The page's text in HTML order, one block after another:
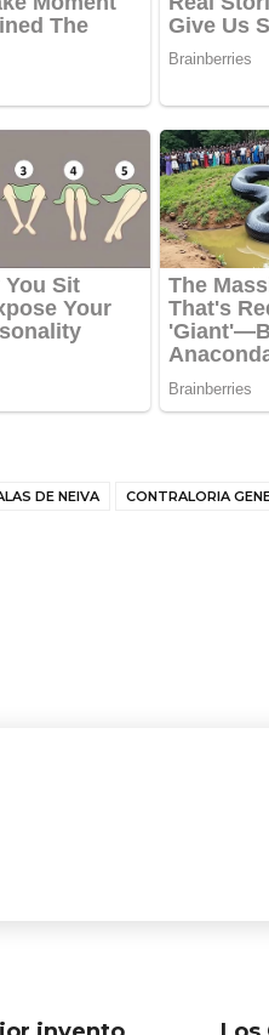
DE NEIVA CONTRALORIA